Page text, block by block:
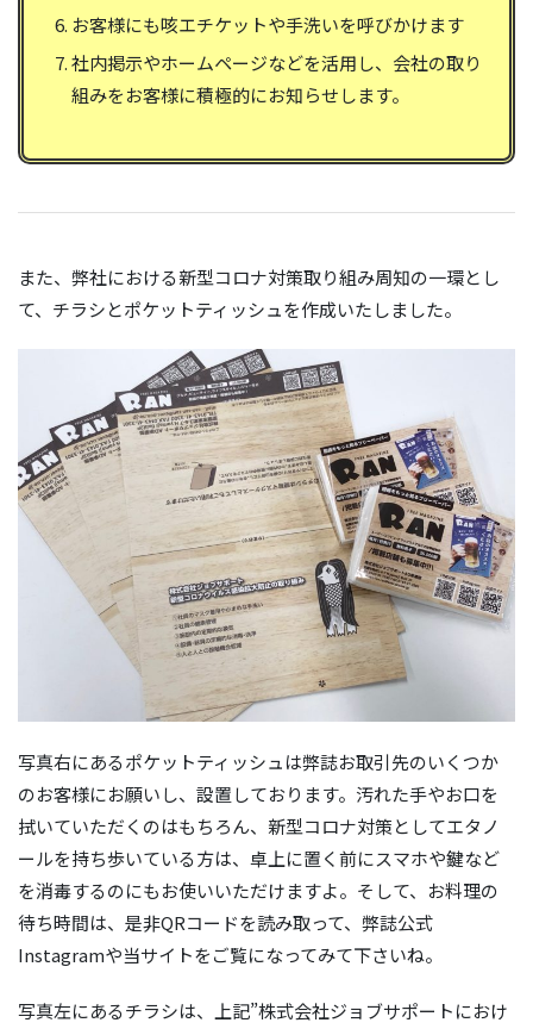
お客様にも咳エチケットや手洗いを呼びかけます
社内掲示やホームページなどを活用し、会社の取り
組みをお客様に積極的にお知らせします。
また、弊社における新型コロナ対策取り組み周知の一環とし
て、チラシとポケットティッシュを作成いたしました。
写真右にあるポケットティッシュは弊誌お取引先のいくつか
のお客様にお願いし、設置しております。汚れた手やお口を
拭いていただくのはもちろん、新型コロナ対策としてエタノ
ールを持ち歩いている方は、卓上に置く前にスマホや鍵など
を消毒するのにもお使いいただけますよ。そして、お料理の
待ち時間は、是非QRコードを読み取って、弊誌公式
Instagramや当サイトをご覧になってみて下さいね。
写真左にあるチラシは、上記”株式会社ジョブサポートにおけ